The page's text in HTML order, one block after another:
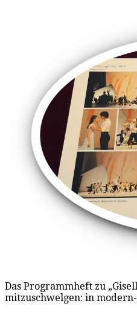
Das Programmheft zu
mitzuschwelgen: in